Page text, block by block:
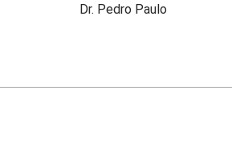
Dr. Pedro Paulo